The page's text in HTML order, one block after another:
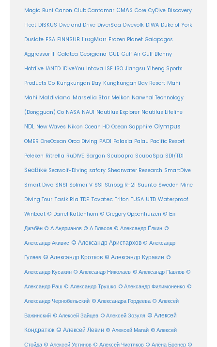
Magic Buni Canon Club Cantamar CMAS Core CyDive Discovery
Fleet DISKUS Dive and Drive DiverSea Divevolk DIWA Duke of York
Duslate ESA FINNSUB FrogMan Frozen Planet Galapagos
Aggressor III Galatea Georgiana GUE Gulf Air Gulf Blenny
Hotdive IANTD iDiveYou Intova ISE ISO Jiangsu Yiheng Sports
Products Co Kungkungan Bay Kungkungan Bay Resort Mahi
Mahi Maldiviana Marselia Star Meikon Narwhal Technology
(Dongguan) Co NASA NAUI Nautilus Explorer Nautilus Lifeline
NDL New Waves Nikon Ocean HD Ocean Sapphire Olympus
OMER OneOcean Orca Diving PADI Palasia Palau Pacific Resort
Peleken Ritrella RuDIVE Sargan Scubapro ScubaSpa SDI/TDI
SeaBike Seawolf-Diving safary Shearwater Research SmartDive
Smart Dive SNSI Solmar V SSI Stribog R-21 Suunto Sweden Mine
Diving Tour Tasik Ria TDE Tovatec Triton TUSA UTD Waterproof
Winboat © Darrel Kattenhorn © Gregory Oppenhuizen © Ён
Джэбён © А Андрианов © А Власов © Александр Ёлкин ©
Александр Акивис © Александр Аристархов © Александр
Гуляев © Александр Кротков © Александр Куракин ©
Александр Кусакин © Александр Николаев © Александр Павлов ©
Александр Раш © Александр Трушко © Александр Филимоненко ©
Александр Чернобельский © Александра Гордеева © Алексей
Важинский © Алексей Зайцев © Алексей Зозуля © Алексей
Кондратюк © Алексей Левин © Алексей Магай © Алексей
Стойда © Алексей Устинов © Алексей Чистяков © Алёна Бренер ©